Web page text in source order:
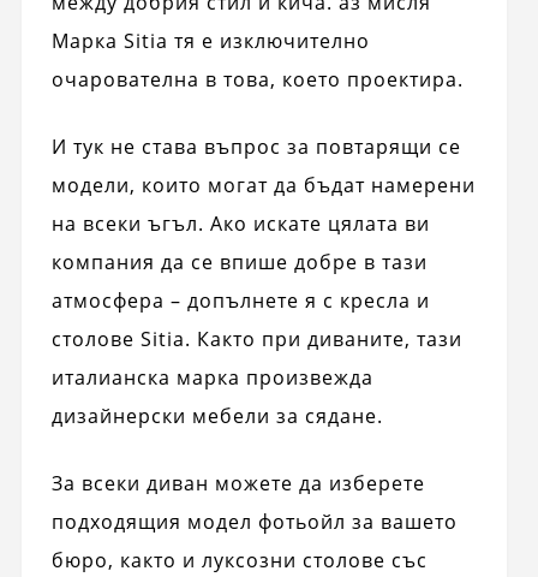
Марка Sitia тя е изключително
очарователна в това, което проектира.
И тук не става въпрос за повтарящи се
модели, които могат да бъдат намерени
на всеки ъгъл. Ако искате цялата ви
компания да се впише добре в тази
атмосфера – допълнете я с кресла и
столове Sitia. Както при диваните, тази
италианска марка произвежда
дизайнерски мебели за сядане.
За всеки диван можете да изберете
подходящия модел фотьойл за вашето
бюро, както и луксозни столове със